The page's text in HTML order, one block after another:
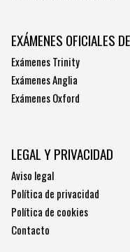
EXÁMENES OFICIALES
Exámenes Trinity
Exámenes Anglia
Exámenes Oxford
LEGAL Y PRIVACIDAD
Aviso legal
Política de privacidad
Política de cookies
Contacto